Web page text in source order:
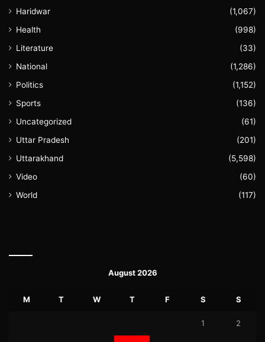
Haridwar
(1,067)
Health
(998)
Literature
(33)
National
(1,286)
Politics
(1,152)
Sports
(136)
Uncategorized
(61)
Uttar Pradesh
(201)
Uttarakhand
(5,598)
Video
(60)
World
(117)
August 2026
M T W T F S S
1 2